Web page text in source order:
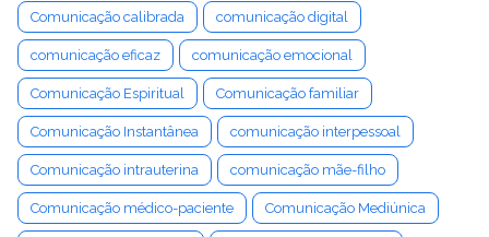
Comunicação calibrada comunicação digital
comunicação eficaz comunicação emocional
Comunicação Espiritual Comunicação familiar
Comunicação Instantânea comunicação interpessoal
Comunicação intrauterina comunicação mãe-filho
Comunicação médico-paciente Comunicação Mediúnica